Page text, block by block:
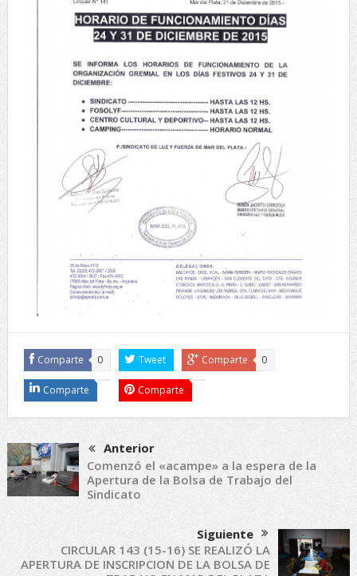
Comparte 0 Tweet Comparte 0
Comparte Comparte
Anterior
Comenzó el «acampe» a la espera de la
Apertura de la Bolsa de Trabajo del
Sindicato
Siguiente
CIRCULAR 143 (15-16) SE REALIZÓ LA
APERTURA DE INSCRIPCION DE LA BOLSA DE